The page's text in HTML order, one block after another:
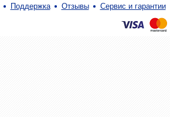
Поддержка Отзывы Сервис и гарантии